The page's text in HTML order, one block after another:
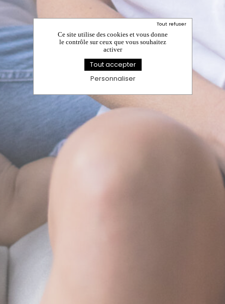
Ce site utilise des cookies et vous donne
le contrôle sur ceux que vous souhaitez
activer
Tout accepter
Tout refuser
Personnaliser